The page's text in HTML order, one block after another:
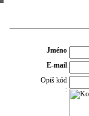
Jméno
E-mail
Opiš kód
: